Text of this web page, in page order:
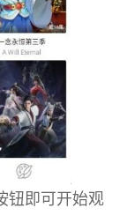
钮即可开始观